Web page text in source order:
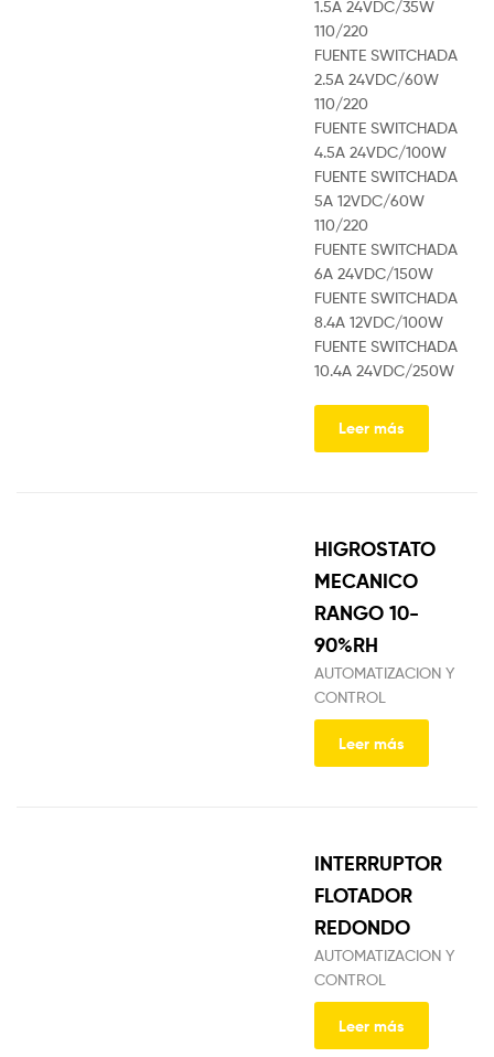
1.5A 24VDC/35W
110/220
FUENTE SWITCHADA
2.5A 24VDC/60W
110/220
FUENTE SWITCHADA
4.5A 24VDC/100W
FUENTE SWITCHADA
5A 12VDC/60W
110/220
FUENTE SWITCHADA
6A 24VDC/150W
FUENTE SWITCHADA
8.4A 12VDC/100W
FUENTE SWITCHADA
10.4A 24VDC/250W
Leer más
HIGROSTATO
MECANICO
RANGO 10-
90%RH
AUTOMATIZACION Y
CONTROL
Leer más
INTERRUPTOR
FLOTADOR
REDONDO
AUTOMATIZACION Y
CONTROL
Leer más